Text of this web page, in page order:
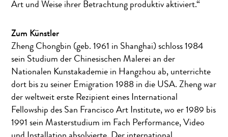
Art und Weise ihrer Betrachtung produktiv aktiviert.“
Zum Künstler
Zheng Chongbin (geb. 1961 in Shanghai) schloss 1984
sein Studium der Chinesischen Malerei an der
Nationalen Kunstakademie in Hangzhou ab, unterrichte
dort bis zu seiner Emigration 1988 in die USA. Zheng war
der weltweit erste Rezipient eines International
Fellowship des San Francisco Art Institute, wo er 1989 bis
1991 sein Masterstudium im Fach Performance, Video